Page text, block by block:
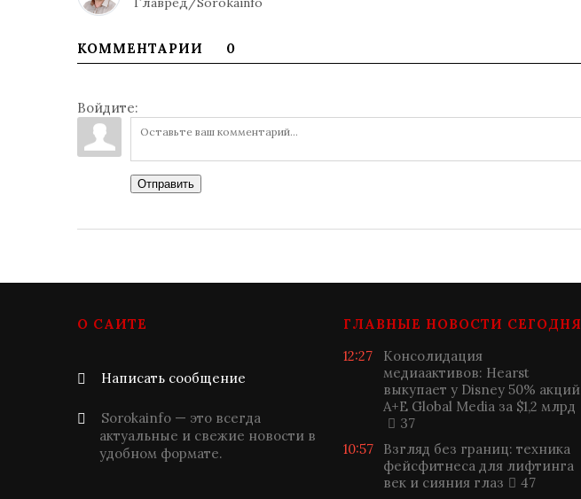
КОММЕНТАРИИ 0
Войдите:
Отправить
О САЙТЕ
Написать сообщение
Sorokainfo — это всегда
актуальные и свежие новости в
удобном формате.
ГЛАВНЫЕ НОВОСТИ СЕГОДНЯ
12:27
Консолидация
медиаактивов: Hearst
выкупает у Disney 50% акций
A+E Global Media за $1,2 млрд
37
10:57
Взгляд без границ: техника
фейсфитнеса для лифтинга
век и сияния глаз
47